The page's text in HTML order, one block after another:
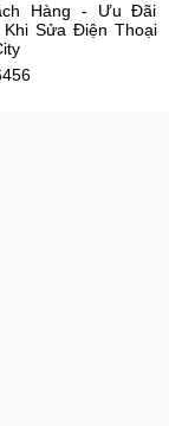
Hàng - Ưu Đãi
Khi Sửa Điện Thoại